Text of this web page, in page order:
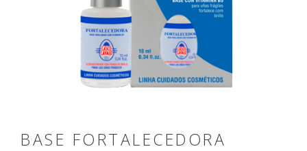
BASE FORTALECEDORA